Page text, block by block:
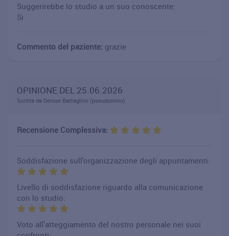
Suggerirebbe lo studio a un suo conoscente:
Si
Commento del paziente: grazie
OPINIONE DEL 25.06.2026
Scritta da Denise Battaglino (pseudonimo)
Recensione Complessiva:
Soddisfazione sull'organizzazione degli appuntamenti:
Livello di soddisfazione riguardo alla comunicazione
con lo studio:
Voto all'atteggiamento del nostro personale nei suoi